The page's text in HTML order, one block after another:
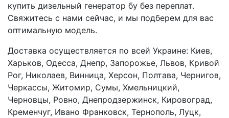
купить дизельный генератор бу без переплат.
Свяжитесь с нами сейчас, и мы подберем для вас
оптимальную модель.
Доставка осуществляется по всей Украине: Киев,
Харьков, Одесса, Днепр, Запорожье, Львов, Кривой
Рог, Николаев, Винница, Херсон, Полтава, Чернигов,
Черкассы, Житомир, Сумы, Хмельницкий,
Черновцы, Ровно, Днепродзержинск, Кировоград,
Кременчуг, Ивано Франковск, Тернополь, Луцк,